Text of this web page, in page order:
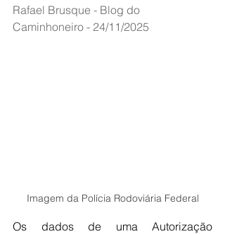
Rafael Brusque - Blog do
Caminhoneiro - 24/11/2025
Imagem da Polícia Rodoviária Federal
Os dados de uma Autorização